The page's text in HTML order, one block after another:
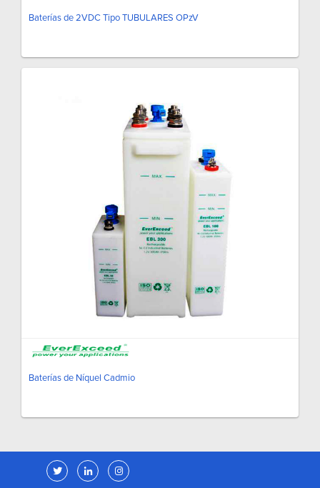
Baterías de 2VDC Tipo TUBULARES OPzV
Baterías de Níquel Cadmio